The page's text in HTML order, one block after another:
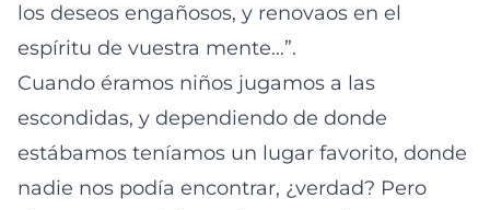
los deseos engañosos, y renovaos en el
espíritu de vuestra mente…”.
Cuando éramos niños jugamos a las
escondidas, y dependiendo de donde
estábamos teníamos un lugar favorito, donde
nadie nos podía encontrar, ¿verdad? Pero